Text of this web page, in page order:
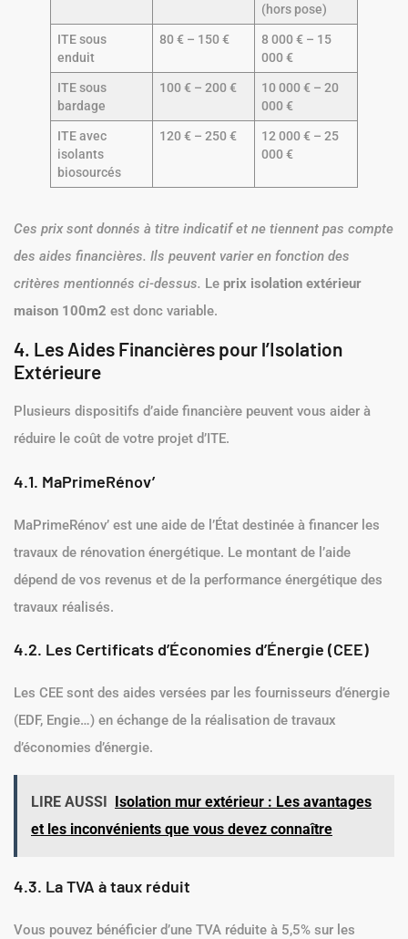
(hors pose)
ITE sous
enduit
80 € – 150 €
8 000 € – 15
000 €
ITE sous
bardage
100 € – 200 €
10 000 € – 20
000 €
ITE avec
isolants
biosourcés
120 € – 250 €
12 000 € – 25
000 €
Ces prix sont donnés à titre indicatif et ne tiennent pas compte
des aides financières. Ils peuvent varier en fonction des
critères mentionnés ci-dessus. Le prix isolation extérieur
maison 100m2 est donc variable.
4. Les Aides Financières pour l’Isolation
Extérieure
Plusieurs dispositifs d’aide financière peuvent vous aider à
réduire le coût de votre projet d’ITE.
4.1. MaPrimeRénov’
MaPrimeRénov’ est une aide de l’État destinée à financer les
travaux de rénovation énergétique. Le montant de l’aide
dépend de vos revenus et de la performance énergétique des
travaux réalisés.
4.2. Les Certificats d’Économies d’Énergie (CEE)
Les CEE sont des aides versées par les fournisseurs d’énergie
(EDF, Engie…) en échange de la réalisation de travaux
d’économies d’énergie.
LIRE AUSSI Isolation mur extérieur : Les avantages
et les inconvénients que vous devez connaître
4.3. La TVA à taux réduit
Vous pouvez bénéficier d’une TVA réduite à 5,5% sur les